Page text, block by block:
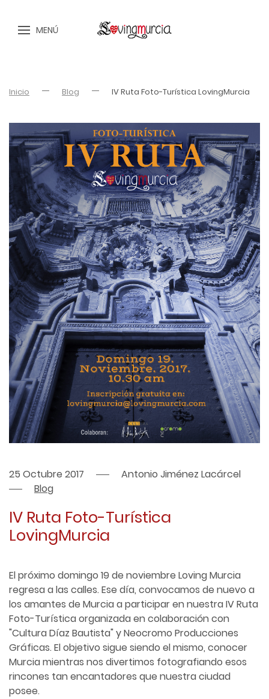
MENÚ
Inicio Blog IV Ruta Foto-Turística LovingMurcia
25 Octubre 2017
Antonio Jiménez Lacárcel
Blog
IV Ruta Foto-Turística
LovingMurcia
El próximo domingo 19 de noviembre Loving Murcia
regresa a las calles. Ese día, convocamos de nuevo a
los amantes de Murcia a participar en nuestra IV Ruta
Foto-Turística organizada en colaboración con
"Cultura Díaz Bautista" y Neocromo Producciones
Gráficas. El objetivo sigue siendo el mismo, conocer
Murcia mientras nos divertimos fotografiando esos
rincones tan encantadores que nuestra ciudad
posee.